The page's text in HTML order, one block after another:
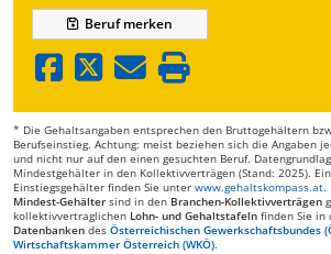
Berufmerken
* Die Gehaltsangaben entsprechen den Bruttogehältern
Berufseinstieg. Achtung: meist beziehen sich die Angaben
und nicht nur auf den einen gesuchten Beruf.
Mindestgehälter in den Kollektivverträgen (Stand: 2025).
Einstiegsgehälter finden Sie unter www.gehaltskompass.at.
Mindest-Gehälter sind in den Branchen-Kollektivverträgen
kollektivvertraglichen Lohn- und Gehaltstafeln finden Sie in
Datenbanken des Österreichischen Gewerkschaftsbundes
Wirtschaftskammer Österreich (WKÖ).